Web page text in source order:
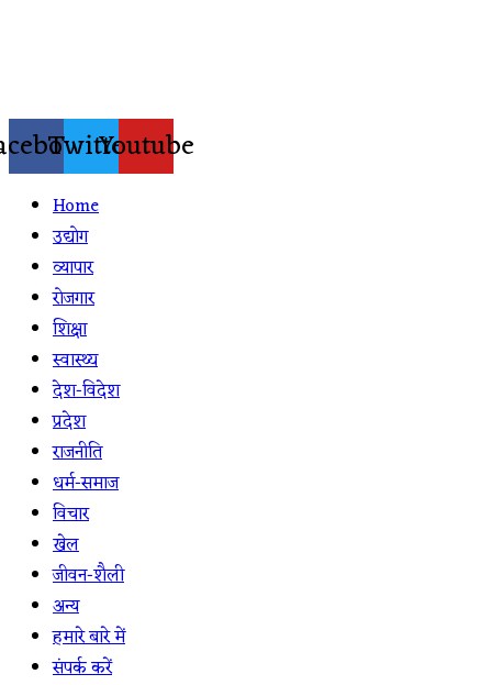
TwitterYoutube
Home
उद्योग
व्यापार
रोजगार
शिक्षा
स्वास्थ्य
देश-विदेश
प्रदेश
राजनीति
धर्म-समाज
विचार
खेल
जीवन-शैली
अन्य
हमारे बारे में
संपर्क करें